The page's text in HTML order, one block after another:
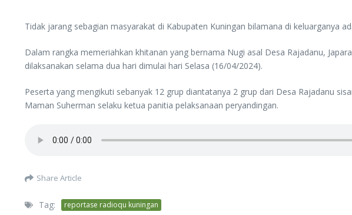
Tidak jarang sebagian masyarakat di Kabupaten Kuningan bilamana di keluarganya
Dalam rangka memeriahkan khitanan yang bernama Nugi asal Desa Rajadanu,
dilaksanakan selama dua hari dimulai hari Selasa (16/04/2024).
Peserta yang mengikuti sebanyak 12 grup diantatanya 2 grup dari Desa Rajadanu
Maman Suherman selaku ketua panitia pelaksanaan peryandingan.
Share Article
Tag: reportase radioqu kuningan